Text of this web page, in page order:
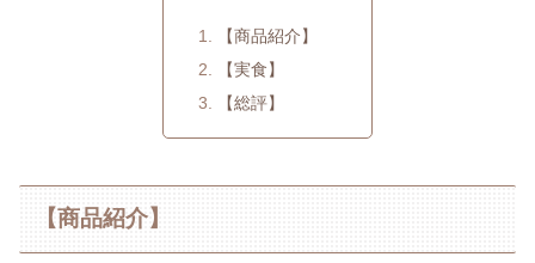
【商品紹介】
【実食】
【総評】
【商品紹介】